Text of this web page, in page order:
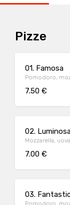
Pizze
01. Famosa
Pomodoro,
7.50 €
02.
Mozzarella,
7.00 €
03.
Pomodoro,